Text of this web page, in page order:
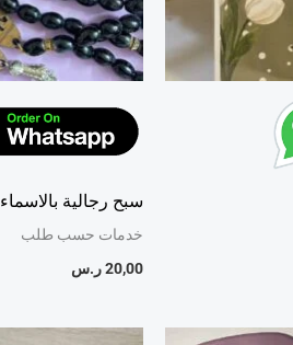
سبح رجالية بالاسماء
خدمات حسب طلب
20,00ر.س